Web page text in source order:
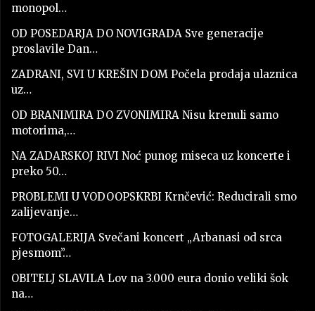
monopol…
OD POSEDARJA DO NOVIGRADA Sve generacije
proslavile Dan…
ZADRANI, SVI U KREŠIN DOM Počela prodaja ulaznica
uz…
OD BRANIMIRA DO ZVONIMIRA Nisu krenuli samo
motorima,…
NA ZADARSKOJ RIVI Noć punog miseca uz koncerte i
preko 50…
PROBLEMI U VODOOPSKRBI Krnčević: Reducirali smo
zalijevanje…
FOTOGALERIJA Svečani koncert „Arbanasi od srca
pjesmom”…
OBITELJ SLAVILA Lov na 3.000 eura donio veliki šok
na…